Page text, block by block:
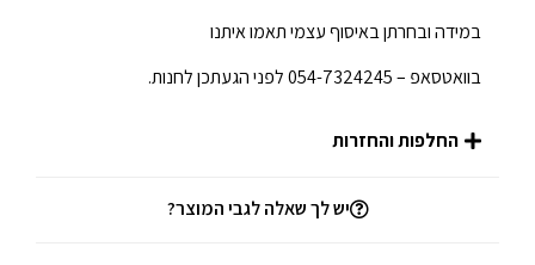
במידה ובחרתן באיסוף עצמי תאמו איתנו
בוואטסאפ – 054-7324245 לפני הגעתכן לחנות.
החלפות והחזרות
יש לך שאלה לגבי המוצר?